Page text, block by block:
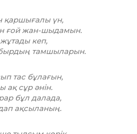
қаршығалы үн,
ғой жан-шыдамын.
кеп,
тамшыларын.
тас бұлағын,
ақ сұр әнін.
бұл далада,
ақсыланың.